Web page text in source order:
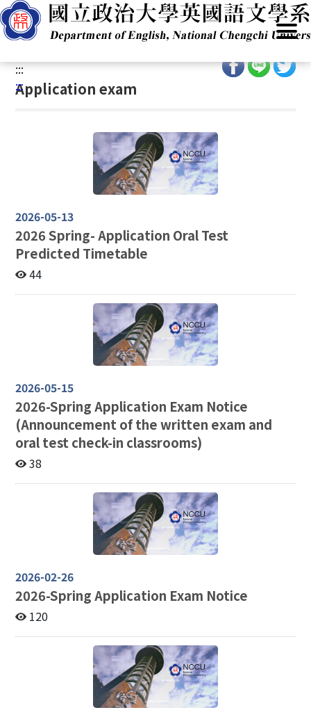
G
o
t
o
Home/Academics/Admissions/Program(BA)/
Application exam
:::
:::
Application exam
2026-05-13
2026Spring- Application Oral Test
Predicted Timetable
44
2026-05-15
2026-Spring Application Exam Notice
(Announcement of the written exam and
oral test check-in classrooms)
38
2026-02-26
2026-Spring Application Exam Notice
120